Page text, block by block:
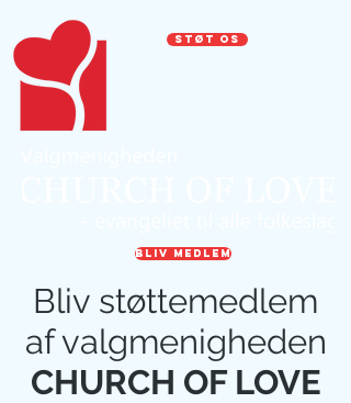
STØT OS
BLIV MEDLEM
Bliv støttemedlem
af valgmenigheden
CHURCH OF LOVE